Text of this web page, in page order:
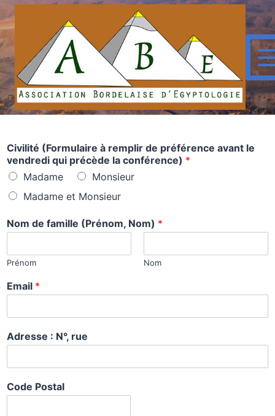
Civilité (Formulaire à remplir de préférence avant le
vendredi qui précède la conférence) *
Madame
Monsieur
Madame et Monsieur
Nom de famille (Prénom, Nom) *
Prénom Nom
Email *
Adresse : N°, rue
Code Postal